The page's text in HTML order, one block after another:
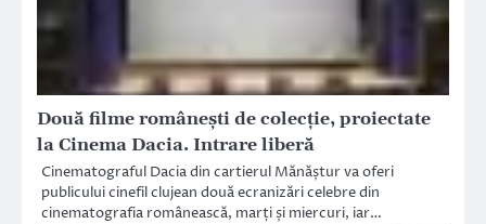
Două filme românești de colecție, proiectate
la Cinema Dacia. Intrare liberă
Cinematograful Dacia din cartierul Mănăștur va oferi
publicului cinefil clujean două ecranizări celebre din
cinematografia românească, marți și miercuri, iar…